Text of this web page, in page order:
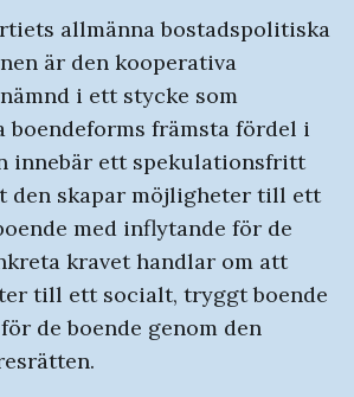
allmänna bostadspolitiska
är den kooperativa
i ett stycke som
boendeforms främsta fördel i
innebär ett spekulationsfritt
den skapar möjligheter till ett
med inflytande för de
kravet handlar om att
till ett socialt, tryggt boende
de boende genom den